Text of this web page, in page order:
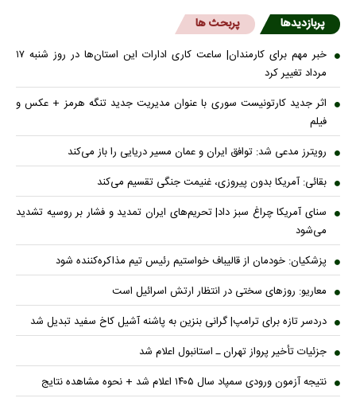
پربازدیدها پربحث ها
خبر مهم برای کارمندان| ساعت کاری ادارات این استان‌ها در روز شنبه ۱۷
مرداد تغییر کرد
اثر جدید کارتونیست سوری با عنوان مدیریت جدید تنگه هرمز + عکس و
فیلم
رویترز مدعی شد: توافق ایران و عمان مسیر دریایی را باز می‌کند
بقائی: آمریکا بدون پیروزی، غنیمت جنگی تقسیم می‌کند
سنای آمریکا چراغ سبز داد| تحریم‌های ایران تمدید و فشار بر روسیه تشدید
می‌شود
پزشکیان: خودمان از قالیباف خواستیم رئیس تیم مذاکره‌کننده شود
معاریو: روزهای سختی در انتظار ارتش اسرائیل است
دردسر تازه برای ترامپ| گرانی بنزین به پاشنه آشیل کاخ سفید تبدیل شد
جزئیات تأخیر پرواز تهران ـ استانبول اعلام شد
نتیجه آزمون ورودی سمپاد سال ۱۴۰۵ اعلام شد + نحوه مشاهده نتایج